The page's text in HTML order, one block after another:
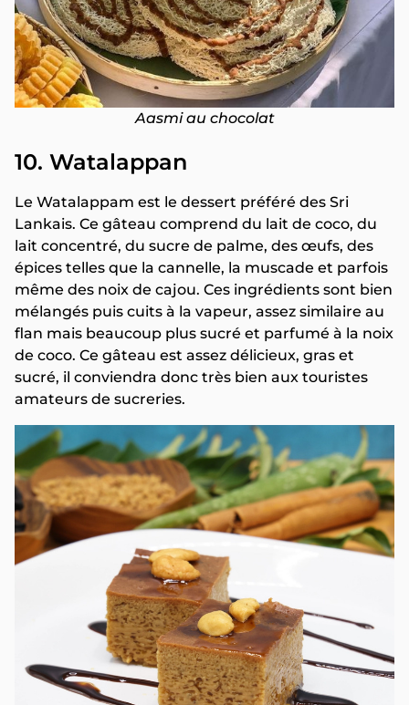
Aasmi au chocolat
10. Watalappan
Le Watalappam est le dessert préféré des Sri
Lankais. Ce gâteau comprend du lait de coco, du
lait concentré, du sucre de palme, des œufs, des
épices telles que la cannelle, la muscade et parfois
même des noix de cajou. Ces ingrédients sont bien
mélangés puis cuits à la vapeur, assez similaire au
flan mais beaucoup plus sucré et parfumé à la noix
de coco. Ce gâteau est assez délicieux, gras et
sucré, il conviendra donc très bien aux touristes
amateurs de sucreries.